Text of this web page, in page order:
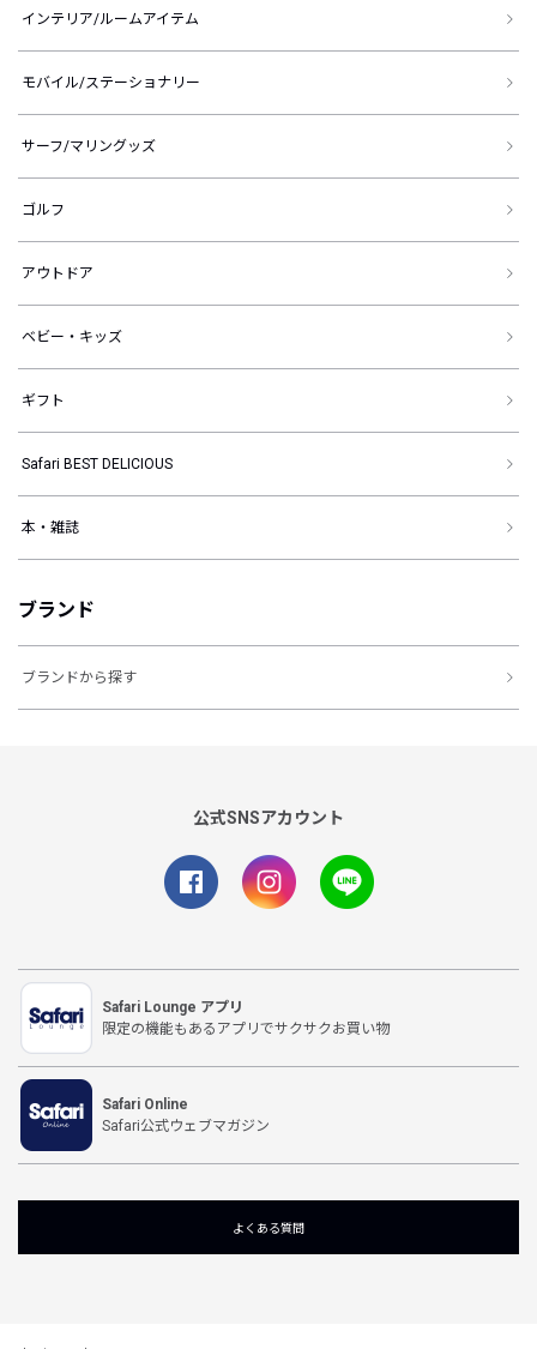
インテリア/ルームアイテム
モバイル/ステーショナリー
サーフ/マリングッズ
ゴルフ
アウトドア
ベビー・キッズ
ギフト
Safari BEST DELICIOUS
本・雑誌
ブランド
ブランドから探す
公式SNSアカウント
Safari Lounge アプリ
限定の機能もあるアプリでサクサクお買い物
Safari Online
Safari公式ウェブマガジン
よくある質問